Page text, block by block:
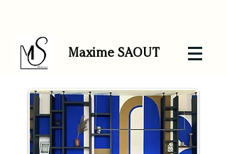
Maxime SAOUT